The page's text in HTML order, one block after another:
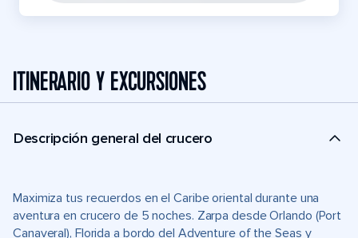
ITINERARIO Y EXCURSIONES
Descripción general del crucero
Maximiza tus recuerdos en el Caribe oriental durante una
aventura en crucero de 5 noches. Zarpa desde Orlando (Port
Canaveral), Florida a bordo del Adventure of the Seas y